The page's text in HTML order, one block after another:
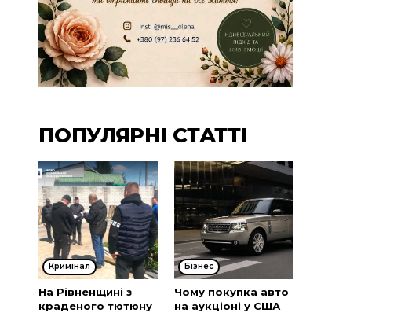
ПОПУЛЯРНІ СТАТТІ
Кримінал
На Рівненщині з
краденого тютюну
Бізнес
Чому покупка авто
на аукціоні у США